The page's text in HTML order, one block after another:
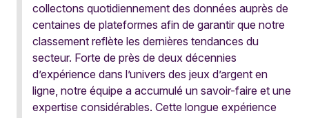
collectons quotidiennement des données auprès de
centaines de plateformes afin de garantir que notre
classement reflète les dernières tendances du
secteur. Forte de près de deux décennies
d’expérience dans l’univers des jeux d’argent en
ligne, notre équipe a accumulé un savoir-faire et une
expertise considérables. Cette longue expérience